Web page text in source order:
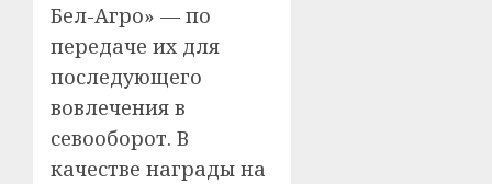
Бел-Агро» — по
передаче их для
последующего
вовлечения в
севооборот. В
качестве награды на